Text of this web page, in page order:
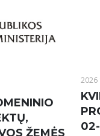
ŽEMĖS
2026